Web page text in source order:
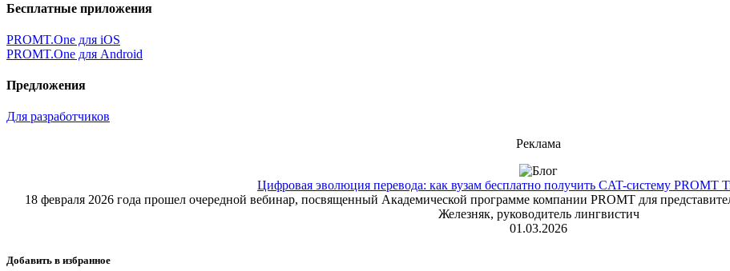
Бесплатные приложения
PROMT.One для iOS
PROMT.One для Android
Предложения
Для разработчиков
Реклама
Цифровая эволюция перевода: как вузам бесплатно получить CAT-систему PROMT
18 февраля 2026 года прошел очередной вебинар, посвященный Академической программе компании PROMT для
Железняк, руководитель лингвистич
01.03.2026
Добавить в избранное